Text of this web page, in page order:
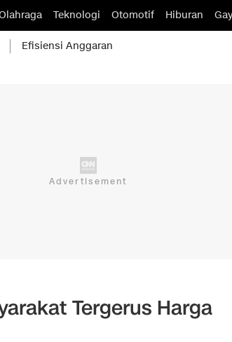
Teknologi Otomotif Hiburan
Efisiensi Anggaran
Tergerus Harga